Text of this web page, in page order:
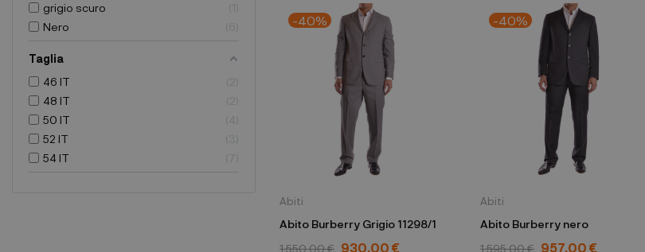
grigio scuro
1
Nero
6
Taglia
46 IT
48 IT
50 IT
4
52 IT
3
54 IT
7
-40%
Abiti
Abito Burberry Grigio 11298/1
1.550,00 € 930,00 €
-40%
Abiti
Abito Burberry nero
1.595,00 € 957,00 €